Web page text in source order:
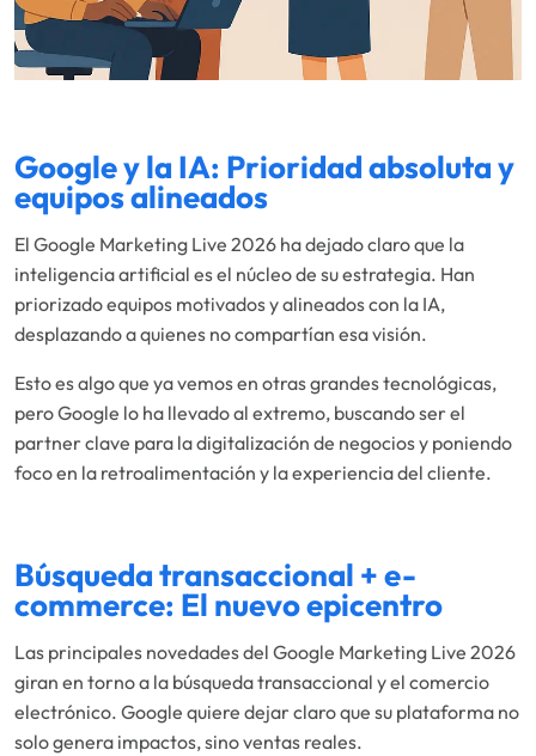
Google y la IA: Prioridad absoluta y
equipos alineados
El Google Marketing Live 2026 ha dejado claro que la
inteligencia artificial es el núcleo de su estrategia. Han
priorizado equipos motivados y alineados con la IA,
desplazando a quienes no compartían esa visión.
Esto es algo que ya vemos en otras grandes tecnológicas,
pero Google lo ha llevado al extremo, buscando ser el
partner clave para la digitalización de negocios y poniendo
foco en la retroalimentación y la experiencia del cliente.
Búsqueda transaccional + e-
commerce: El nuevo epicentro
Las principales novedades del Google Marketing Live 2026
giran en torno a la búsqueda transaccional y el comercio
electrónico. Google quiere dejar claro que su plataforma no
solo genera impactos, sino ventas reales.